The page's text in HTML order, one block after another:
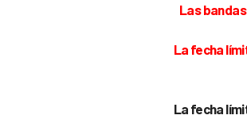
Las
La fecha
La fecha